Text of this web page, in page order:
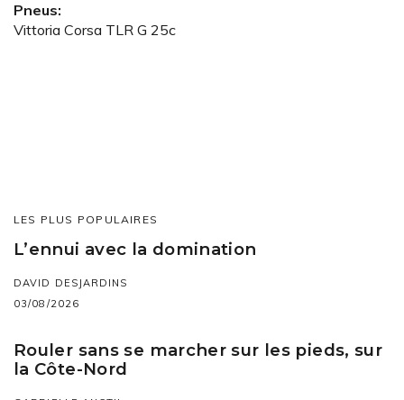
Pneus:
Vittoria Corsa TLR G 25c
LES PLUS POPULAIRES
L’ennui avec la domination
DAVID DESJARDINS
03/08/2026
Rouler sans se marcher sur les pieds, sur
la Côte-Nord